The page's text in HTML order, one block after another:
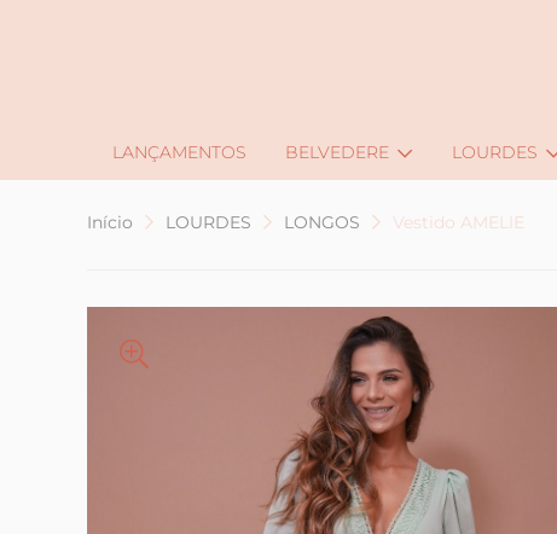
LANÇAMENTOS
BELVEDERE LOURDES
Início LOURDES LONGOS Vestido AMELIE